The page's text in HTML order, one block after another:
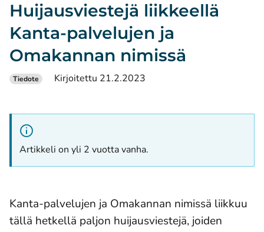
Huijausviestejä liikkeellä
Kanta-palvelujen ja
Omakannan nimissä
Tiedote Kirjoitettu 21.2.2023
Artikkeli on yli 2 vuotta vanha.
Kanta-palvelujen ja Omakannan nimissä liikkuu
tällä hetkellä paljon huijausviestejä, joiden